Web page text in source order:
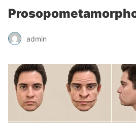
admin